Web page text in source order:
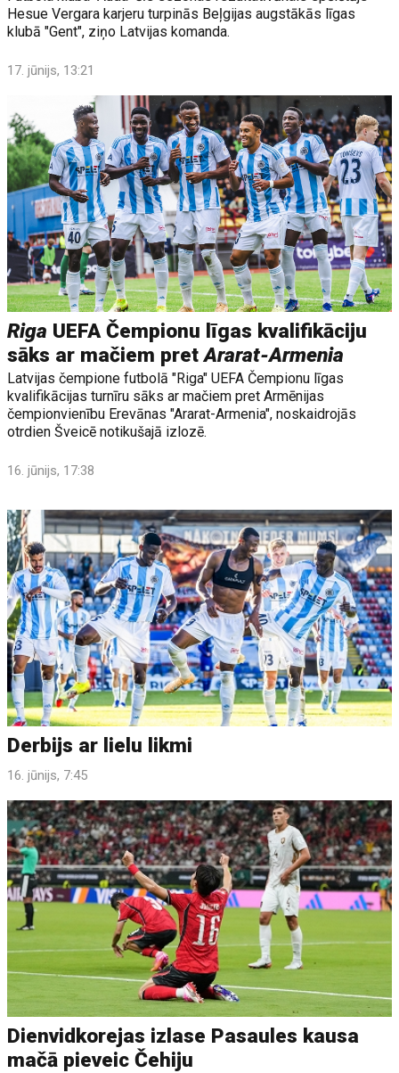
Hesue Vergara karjeru turpinās Beļgijas augstākās līgas
klubā "Gent", ziņo Latvijas komanda.
17. jūnijs, 13:21
Riga UEFA Čempionu līgas kvalifikāciju
sāks ar mačiem pretArarat-Armenia
Latvijas čempione futbolā "Riga" UEFA Čempionu līgas
kvalifikācijas turnīru sāks ar mačiem pret Armēnijas
čempionvienību Erevānas "Ararat-Armenia", noskaidrojās
otrdien Šveicē notikušajā izlozē.
16. jūnijs, 17:38
Derbijs ar lielu likmi
16. jūnijs, 7:45
Dienvidkorejas izlase Pasaules kausa
mačā pieveic Čehiju